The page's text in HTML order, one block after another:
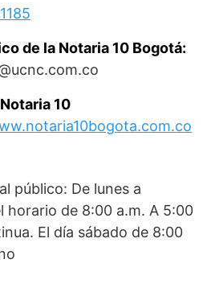
de la Notaria 10 Bogotá:
10
público: De lunes a
horario de 8:00 a.m. A 5:00
El día sábado de 8:00